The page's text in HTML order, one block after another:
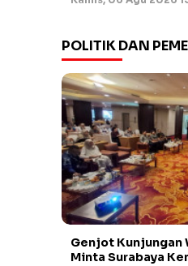
POLITIK DAN
Genjot Kunjungan
Minta Surabaya